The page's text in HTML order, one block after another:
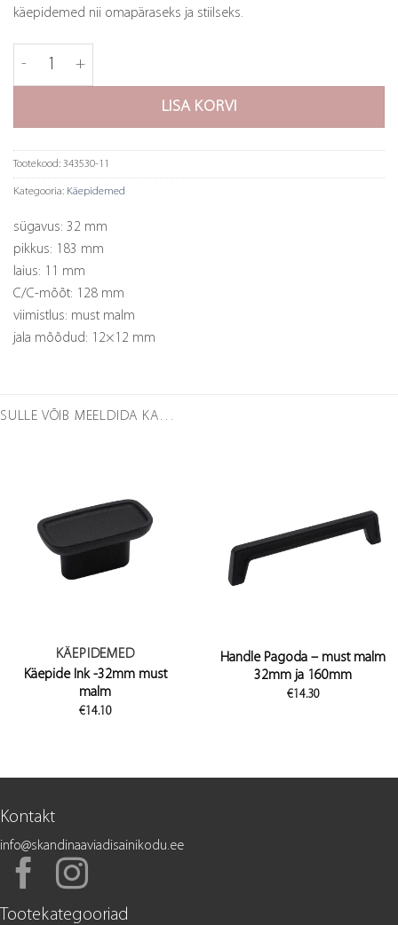
käepidemed nii omapäraseks ja stiilseks.
Handle Pen - 128mm - must malm kogus
LISA KORVI
Tootekood: 343530-11
Kategooria: Käepidemed
sügavus: 32 mm
pikkus: 183 mm
laius: 11 mm
C/C-mõõt: 128 mm
viimistlus: must malm
jala mõõdud: 12×12 mm
SULLE VÕIB MEELDIDA KA…
KÄEPIDEMED
Käepide Ink -32mm must
malm
€14.10
Handle Pagoda – must malm
32mm ja 160mm
€14.30
Kontakt
info@skandinaaviadisainikodu.ee
Tootekategooriad